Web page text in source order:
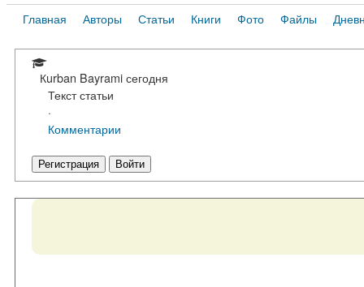
Главная Авторы Статьи Книги Фото Файлы
Кurban Bayrami сегодня
Текст статьи
·
Комментарии
Регистрация Войти